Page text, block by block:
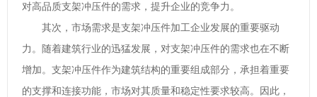
对高品质支架冲压件的需求，提升企业的竞争力。
其次，市场需求是支架冲压件加工企业发展的重要驱动
力。随着建筑行业的迅猛发展，对支架冲压件的需求也在不断
增加。支架冲压件作为建筑结构的重要组成部分，承担着重要
的支撑和连接功能，市场对其质量和稳定性要求较高。因此，